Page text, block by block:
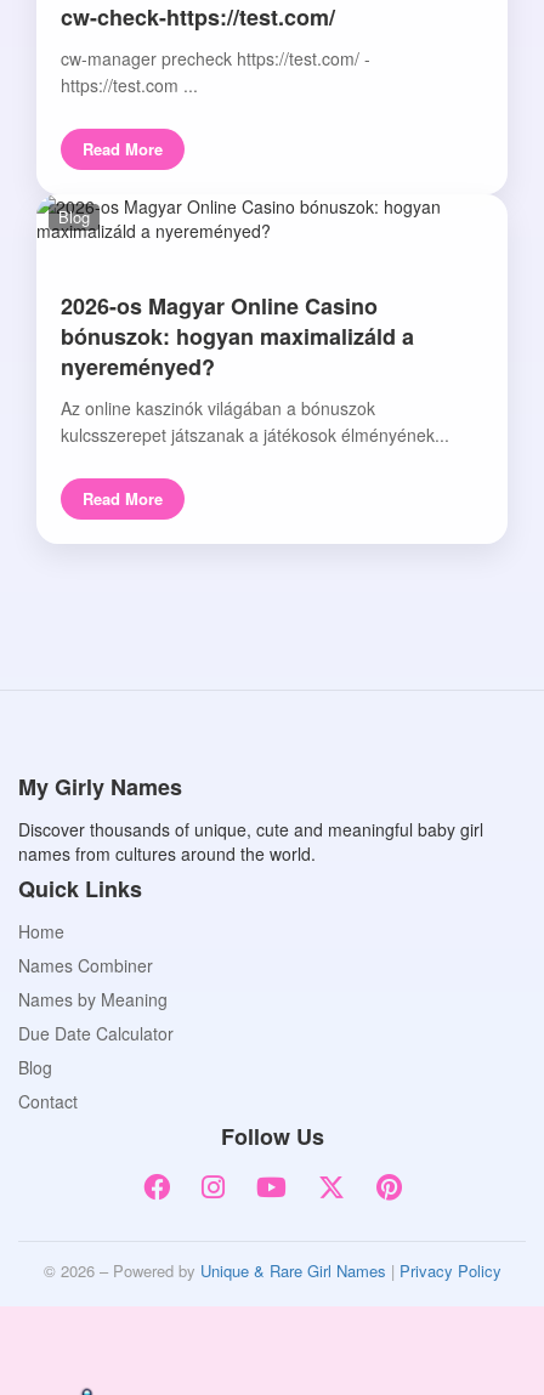
cw-check-https://test.com/
cw-manager precheck https://test.com/ -
https://test.com ...
Read More
Blog
2026-os Magyar Online Casino
bónuszok: hogyan maximalizáld a
nyereményed?
Az online kaszinók világában a bónuszok
kulcsszerepet játszanak a játékosok élményének...
Read More
My Girly Names
Discover thousands of unique, cute and meaningful baby girl
names from cultures around the world.
Quick Links
Home
Names Combiner
Names by Meaning
Due Date Calculator
Blog
Contact
Follow Us
© 2026 – Powered by Unique & Rare Girl Names | Privacy Policy